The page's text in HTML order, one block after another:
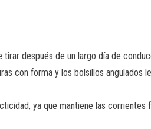
después de un largo día de
con forma y los bolsillos angulados
ya que mantiene las corrientes